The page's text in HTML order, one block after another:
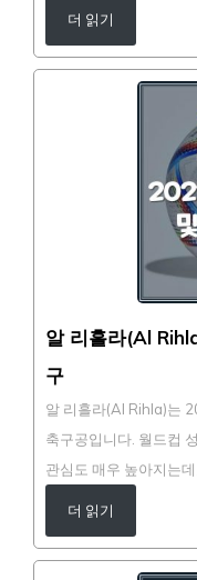
더 읽기
알 리흘라(Al
구
알 리흘라(Al Rihla)는
축구공입니다. 월드컵
관심도 매우 높아지는데
더 읽기